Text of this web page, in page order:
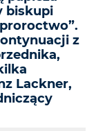
biskupi
z
Lackner,